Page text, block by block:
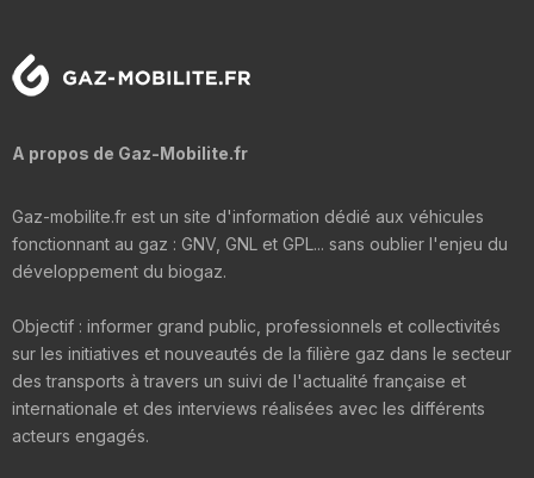
A propos de Gaz-Mobilite.fr
Gaz-mobilite.fr est un site d'information dédié aux véhicules
fonctionnant au gaz : GNV, GNL et GPL... sans oublier l'enjeu du
développement du biogaz.
Objectif : informer grand public, professionnels et collectivités
sur les initiatives et nouveautés de la filière gaz dans le secteur
des transports à travers un suivi de l'actualité française et
internationale et des interviews réalisées avec les différents
acteurs engagés.